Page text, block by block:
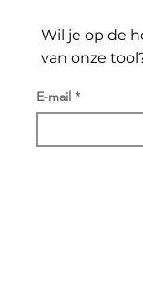
Wil je op de
van onze
E-mail